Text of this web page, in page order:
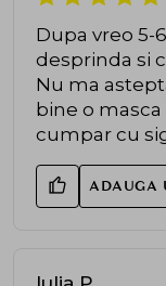
Dupa vreo 5-
desprinda si
Nu ma
bine o masca
cumpar cu
ADAUGA